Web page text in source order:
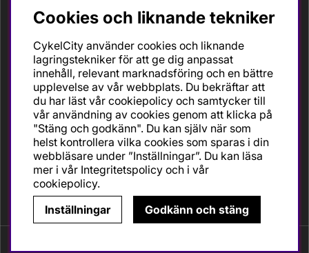
Vi är en mycket personlig cykelaffär med hög
servicegrad och alla vi som jobbar är inbitna cyklister
och dess produkter. Gör din bästa cykelaffär på
CykelCity!
Cookies och liknande tekniker
CykelCity använder cookies och liknande
lagringstekniker för att ge dig anpassat
innehåll, relevant marknadsföring och en bättre
upplevelse av vår webbplats. Du bekräftar att
du har läst vår cookiepolicy och samtycker till
vår användning av cookies genom att klicka på
"Stäng och godkänn". Du kan själv när som
helst kontrollera vilka cookies som sparas i din
webbläsare under ”Inställningar”. Du kan läsa
mer i vår Integritetspolicy och i vår
cookiepolicy.
Inställningar
Godkänn och stäng